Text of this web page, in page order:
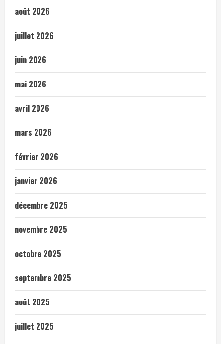
août 2026
juillet 2026
juin 2026
mai 2026
avril 2026
mars 2026
février 2026
janvier 2026
décembre 2025
novembre 2025
octobre 2025
septembre 2025
août 2025
juillet 2025